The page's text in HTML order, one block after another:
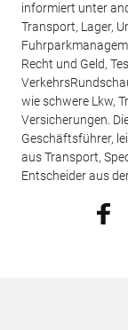
informiert unter
Transport, Lager,
Recht und Geld,
wie schwere Lkw,
Versicherungen.
Geschäftsführer,
aus Transport,
Entscheider aus